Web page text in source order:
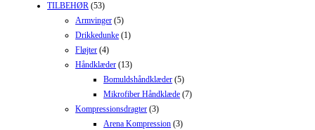
TILBEHØR (53)
Armvinger (5)
Drikkedunke (1)
Fløjter (4)
Håndklæder (13)
Bomuldshåndklæder (5)
Mikrofiber Håndklæde (7)
Kompressionsdragter (3)
Arena Kompression (3)